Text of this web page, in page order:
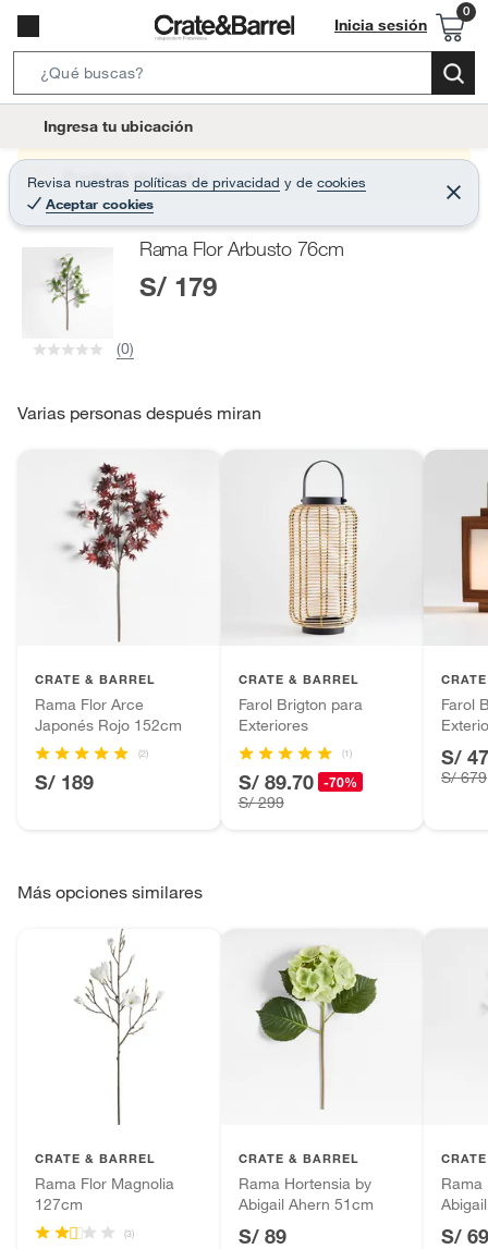
Inicia sesión
e
r
c
B
t
o
Ingresa tu ubicación
Revisa nuestras políticas de privacidad y de cookies
Aceptar cookies
C
e
r
Producto sin stock :(
Rama Flor Arbusto 76cm
S/ 179
(0)
Varias personas después miran
CRATE & BARREL
Rama Flor Arce
Japonés Rojo 152cm
(2)
S/ 189
CRATE & BARREL
Farol Brigton para
Exteriores
(1)
S/ 89.70 -70%
S/ 299
Farol
S/
S/ 679
Más opciones similares
CRATE & BARREL
Rama Flor Magnolia
127cm
(3)
CRATE & BARREL
Rama Hortensia by
Abigail Ahern 51cm
S/ 89
Rama
S/